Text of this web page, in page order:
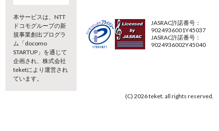
本サービスは、NTT
ドコモグループの新
規事業創出プログラ
ム「docomo
STARTUP」を通じて
企画され、株式会社
teketにより運営され
ています。
JASRAC許諾番号：
9024936001Y45037
JASRAC許諾番号：
9024936002Y45040
(C) 2026 teket. all rights reserved.